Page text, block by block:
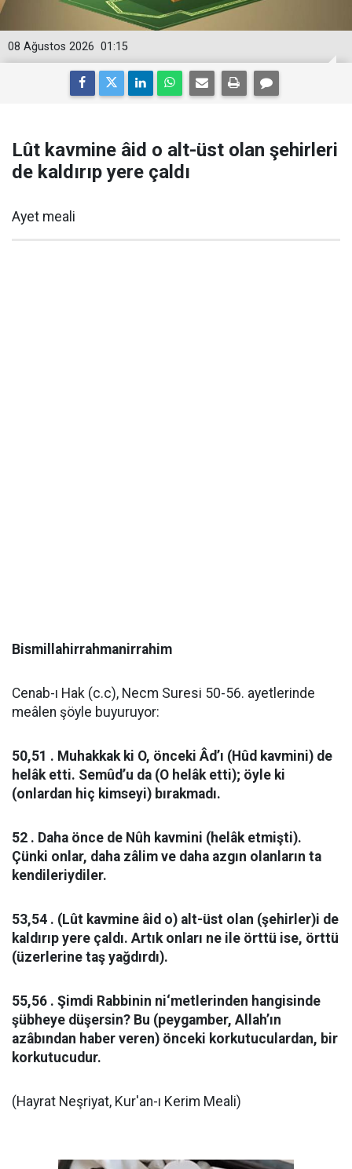
01:15
08 Ağustos 2026
Lût kavmine âid o alt-üst olan şehirleri
de kaldırıp yere çaldı
Ayet meali
Bismillahirrahmanirrahim
Cenab-ı Hak (c.c), Necm Suresi 50-56. ayetlerinde
meâlen şöyle buyuruyor:
50,51 . Muhakkak ki O, önceki Âd’ı (Hûd kavmini) de
helâk etti. Semûd’u da (O helâk etti); öyle ki
(onlardan hiç kimseyi) bırakmadı.
52 . Daha önce de Nûh kavmini (helâk etmişti).
Çünki onlar, daha zâlim ve daha azgın olanların ta
kendileriydiler.
53,54 . (Lût kavmine âid o) alt-üst olan (şehirler)i de
kaldırıp yere çaldı. Artık onları ne ile örttü ise, örttü
(üzerlerine taş yağdırdı).
55,56 . Şimdi Rabbinin ni‘metlerinden hangisinde
şübheye düşersin? Bu (peygamber, Allah’ın
azâbından haber veren) önceki korkutuculardan, bir
korkutucudur.
(Hayrat Neşriyat, Kur'an-ı Kerim Meali)